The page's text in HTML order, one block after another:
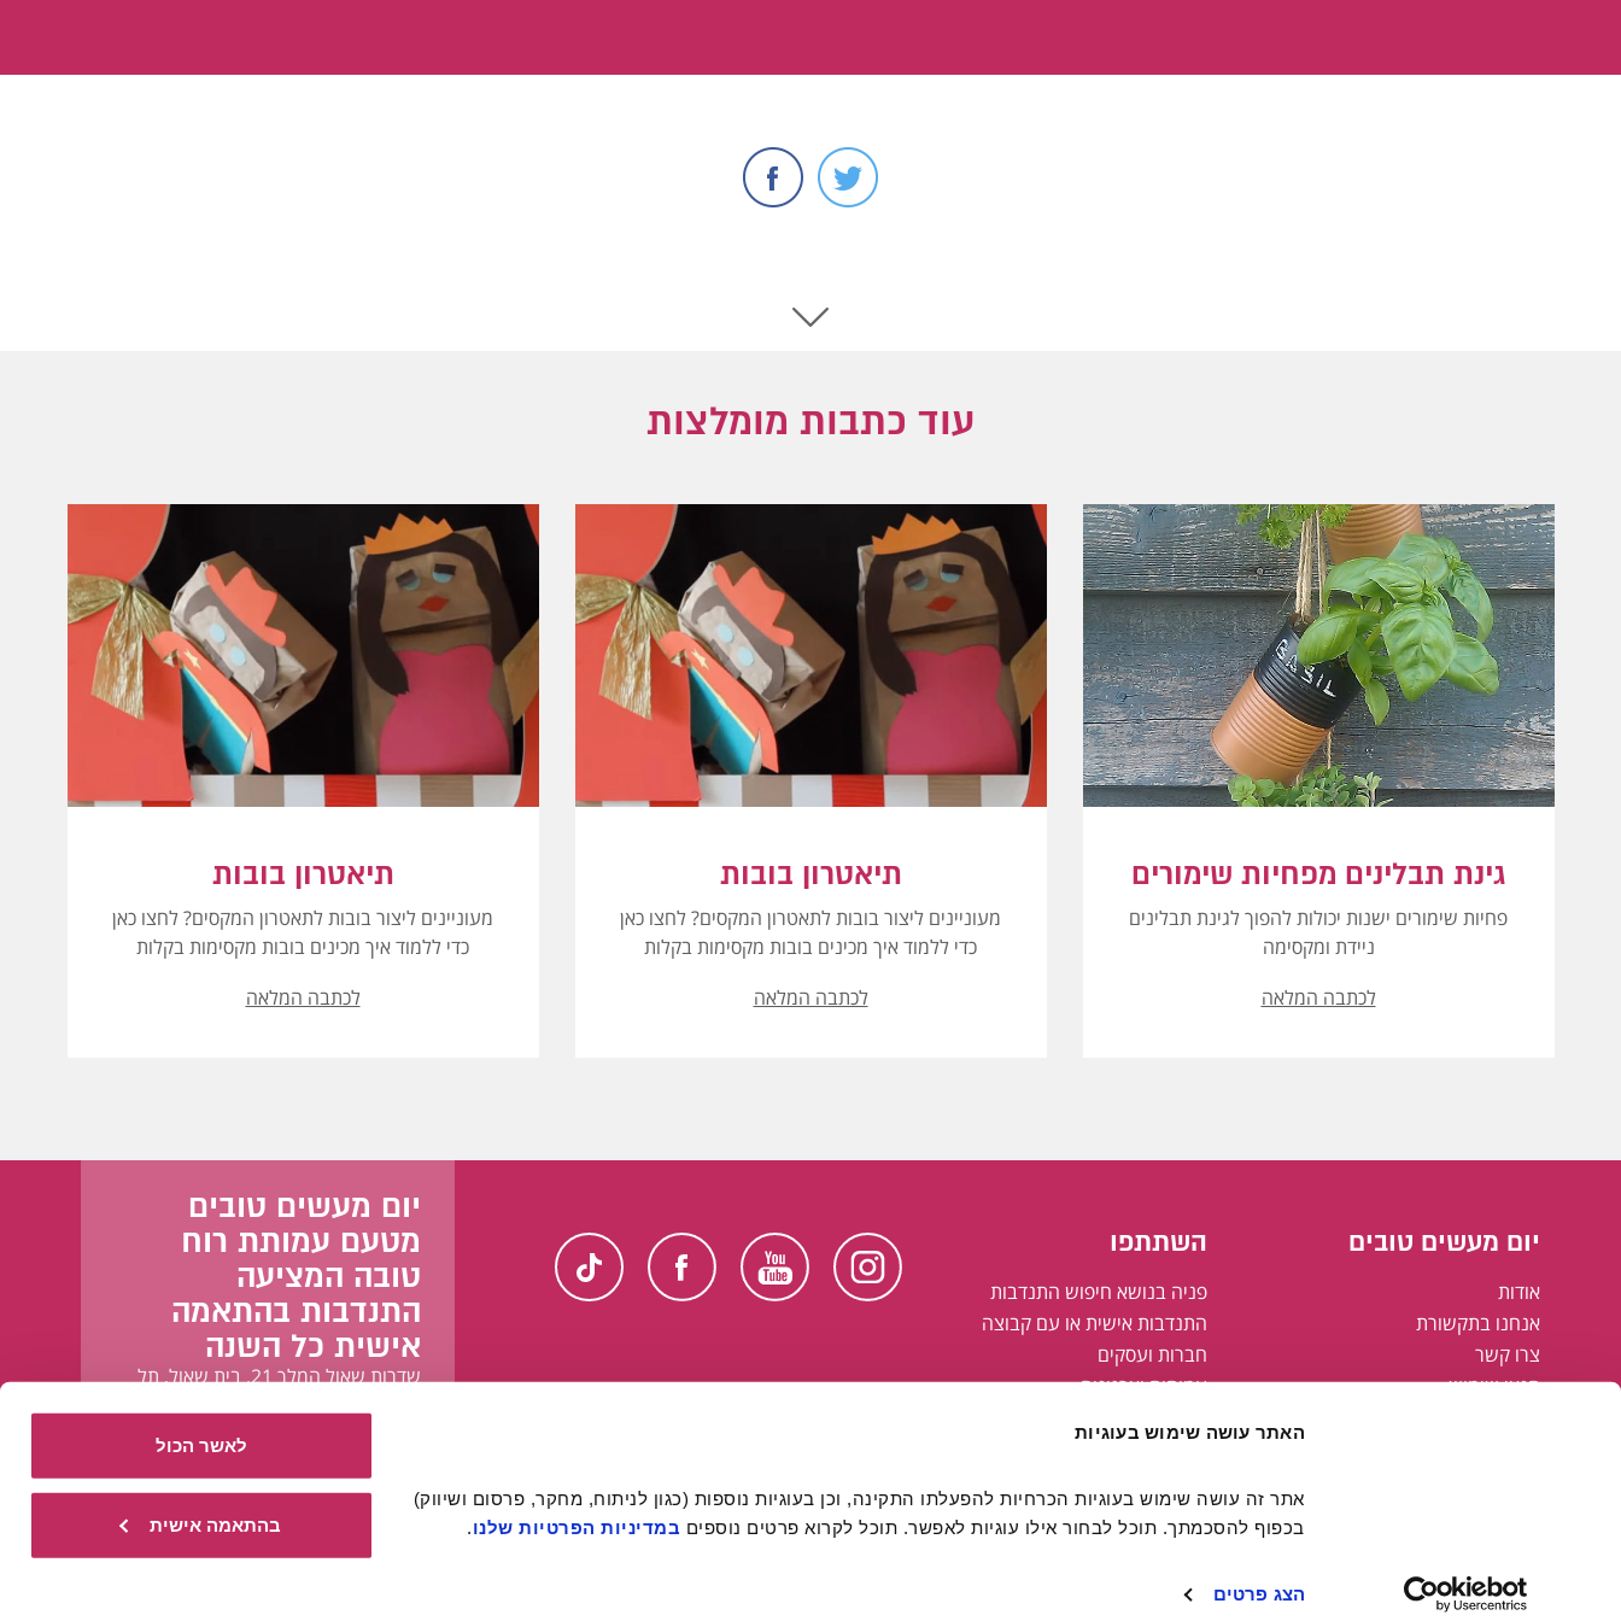
האתר עושה שימוש בעוגיות
בכפוף להסכמתך. תוכל לבחור אילו עוגיות לאפשר. תוכל לקרוא פרטים נוספים במדיניות הפרטיות שלנו.
הצג פרטים
לאשר הכול
בהתאמה אישית
עוד כתבות מומלצות
גינת תבלינים מפחיות שימורים
פחיות שימורים ישנות יכולות להפוך לגינת תבלינים
ניידת ומקסימה
לכתבה המלאה
תיאטרון בובות
מעוניינים ליצור בובות לתאטרון המקסים? לחצו כאן
כדי ללמוד איך מכינים בובות מקסימות בקלות
לכתבה המלאה
תיאטרון בובות
מעוניינים ליצור בובות לתאטרון המקסים? לחצו כאן
כדי ללמוד איך מכינים בובות מקסימות בקלות
לכתבה המלאה
יום מעשים טובים
אודות
אנחנו בתקשורת
צרו קשר
תנאי שימוש
FAMING#
השתתפו
פניה בנושא חיפוש התנדבות
התנדבות אישית או עם קבוצה
חברות ועסקים
עמותות וארגונים
יום מעשים טובים
מטעם עמותת רוח
טובה המציעה
התנדבות בהתאמה
אישית כל השנה
שדרות שאול המלך 21, בית שאול, תל